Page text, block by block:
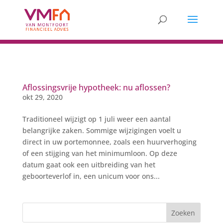
Aflossingsvrije hypotheek: nu aflossen?
okt 29, 2020
Traditioneel wijzigt op 1 juli weer een aantal
belangrijke zaken. Sommige wijzigingen voelt u
direct in uw portemonnee, zoals een huurverhoging
of een stijging van het minimumloon. Op deze
datum gaat ook een uitbreiding van het
geboorteverlof in, een unicum voor ons...